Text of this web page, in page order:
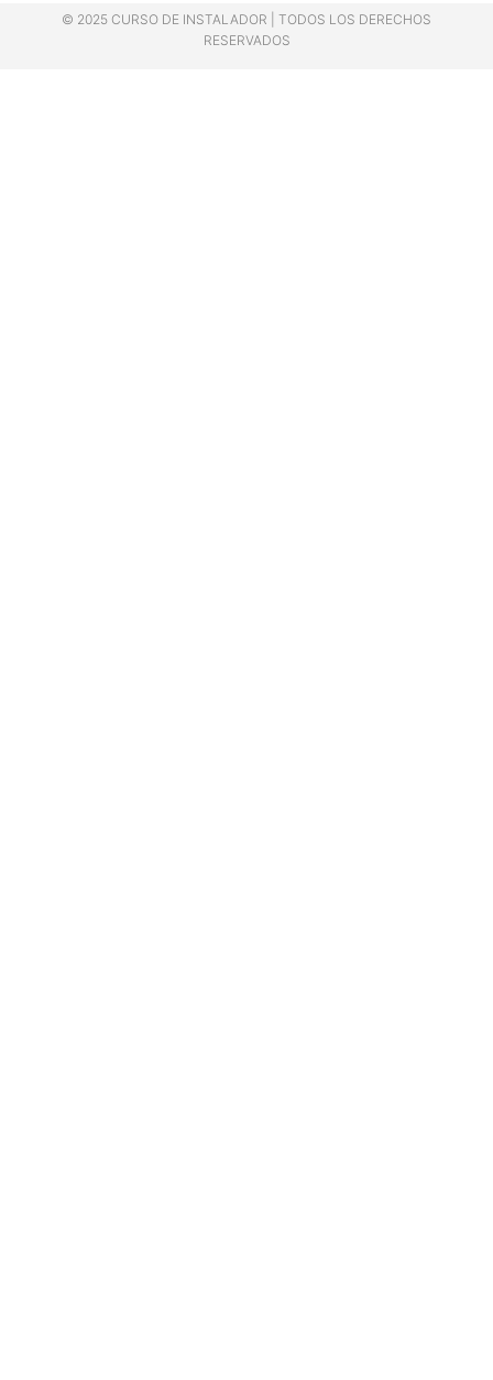
© 2025 CURSO DE INSTALADOR | TODOS LOS DERECHOS
RESERVADOS